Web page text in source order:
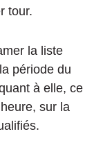
tour.
la liste
période du
à elle, ce
sur la